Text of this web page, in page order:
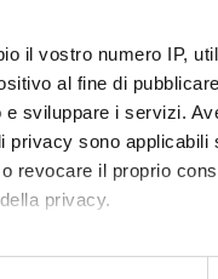
il vostro numero IP,
al fine di
sviluppare i servizi.
sono applicabili
revocare il proprio
privacy.